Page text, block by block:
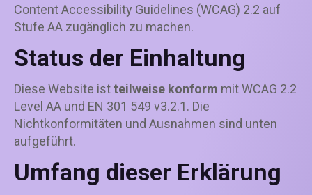
Content Accessibility Guidelines (WCAG) 2.2 auf
Stufe AA zugänglich zu machen.
Status der Einhaltung
Diese Website istteilweise konform mit WCAG 2.2
Level AA und EN 301 549 v3.2.1. Die
Nichtkonformitäten und Ausnahmen sind unten
aufgeführt.
Umfang dieser Erklärung